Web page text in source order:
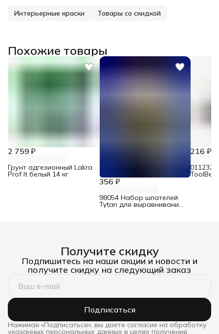
Интерьерные краски Товары со скидкой
Похожие товары
2 759 ₽
Грунт адгезионный Lakra
Prof It белый 14 кг
356 ₽
98054 Набор шпателей
Tytan для выравнивания
216 ₽
Получите скидку
Подпишитесь на наши акции и новости и
получите скидку на следующий заказ
Подписаться
Нажимая «Подписаться», вы даете согласие на обработку
указанных персональных данных в целях получения